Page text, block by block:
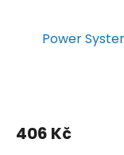
Power
406 Kč